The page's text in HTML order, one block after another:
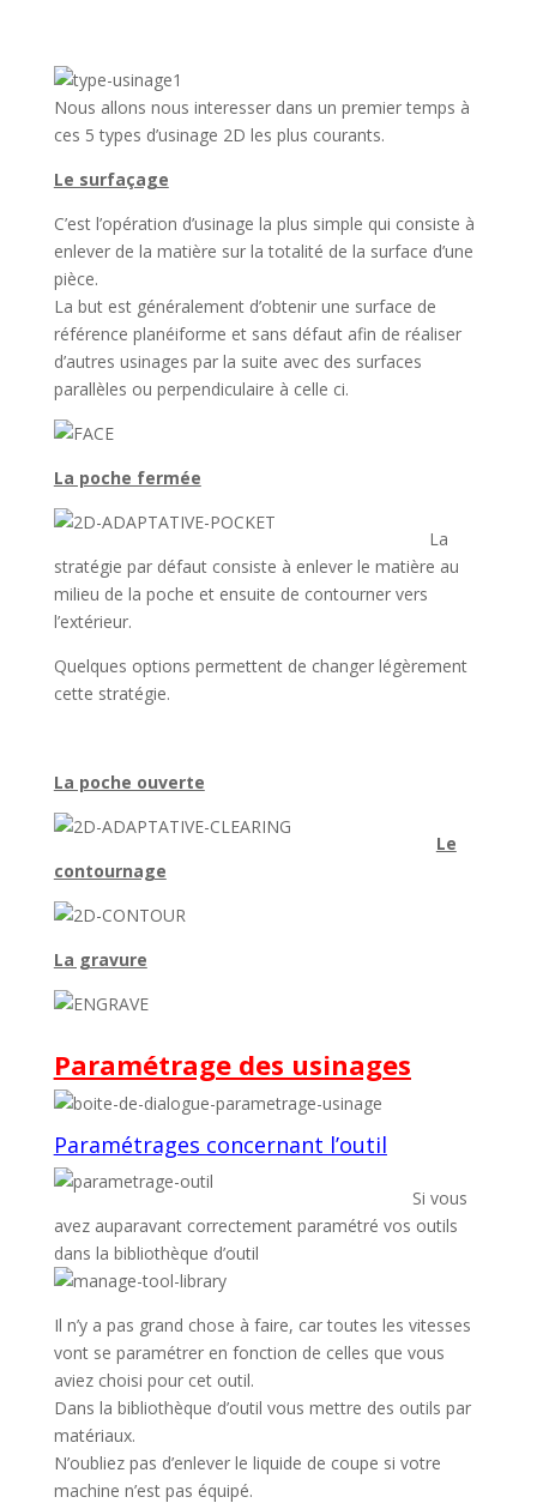
Nous allons nous interesser dans un premier temps à
ces 5 types d’usinage 2D les plus courants.
Le surfaçage
C’est l’opération d’usinage la plus simple qui consiste à
enlever de la matière sur la totalité de la surface d’une
pièce.
La but est généralement d’obtenir une surface de
référence planéiforme et sans défaut afin de réaliser
d’autres usinages par la suite avec des surfaces
parallèles ou perpendiculaire à celle ci.
La poche fermée
La
stratégie par défaut consiste à enlever le matière au
milieu de la poche et ensuite de contourner vers
l’extérieur.
Quelques options permettent de changer légèrement
cette stratégie.
La poche ouverte
Le
contournage
La gravure
Paramétrage des usinages
Paramétrages concernant l’outil
Si vous
avez auparavant correctement paramétré vos outils
dans la bibliothèque d’outil
Il n’y a pas grand chose à faire, car toutes les vitesses
vont se paramétrer en fonction de celles que vous
aviez choisi pour cet outil.
Dans la bibliothèque d’outil vous mettre des outils par
matériaux.
N’oubliez pas d’enlever le liquide de coupe si votre
machine n’est pas équipé.